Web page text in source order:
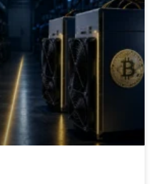
ktorý môže zmeniť celú